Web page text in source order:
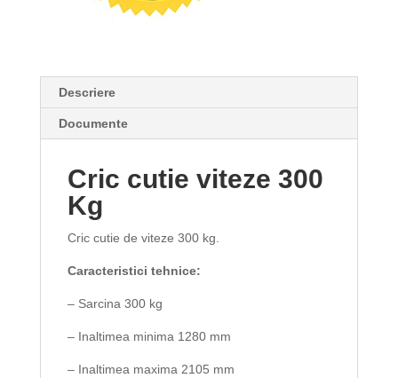
Descriere
Documente
Cric cutie viteze 300
Kg
Cric cutie de viteze 300 kg.
Caracteristici tehnice:
– Sarcina 300 kg
– Inaltimea minima 1280 mm
– Inaltimea maxima 2105 mm